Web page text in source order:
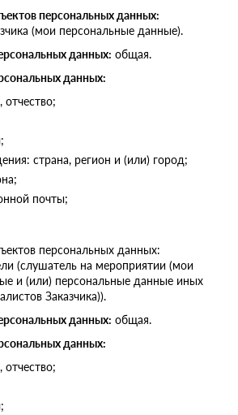
персональных данных:
(мои персональные данные).
данных: общая.
данных:
страна, регион и (или) город;
почты;
персональных данных:
(слушатель на мероприятии (мои
и (или) персональные данные иных
Заказчика)).
данных: общая.
данных: